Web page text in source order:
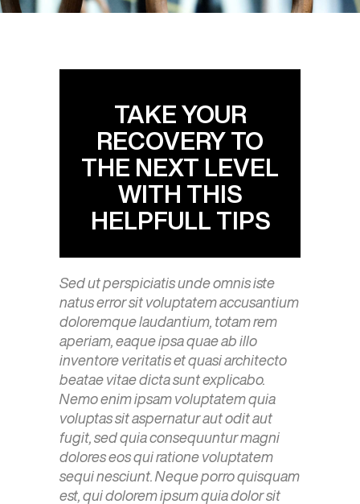
TAKE YOUR
RECOVERY TO
THE NEXT LEVEL
WITH THIS
HELPFULL TIPS
Sed ut perspiciatis unde omnis iste
natus error sit voluptatem accusantium
doloremque laudantium, totam rem
aperiam, eaque ipsa quae ab illo
inventore veritatis et quasi architecto
beatae vitae dicta sunt explicabo.
Nemo enim ipsam voluptatem quia
voluptas sit aspernatur aut odit aut
fugit, sed quia consequuntur magni
dolores eos qui ratione voluptatem
sequi nesciunt. Neque porro quisquam
est, qui dolorem ipsum quia dolor sit